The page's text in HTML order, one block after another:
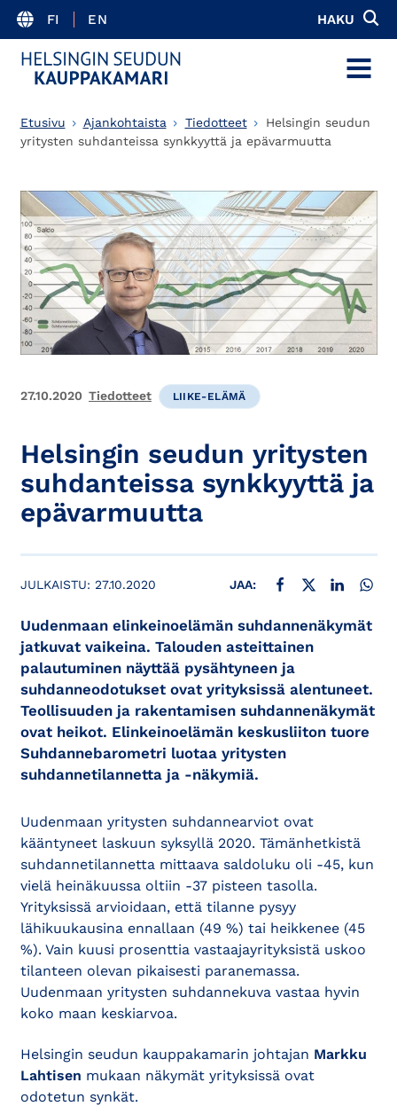
FI EN HAKU
MENU
Etusivu Ajankohtaista Tiedotteet
Helsingin seudun
yritysten suhdanteissa synkkyyttä ja epävarmuutta
27.10.2020 Tiedotteet LIIKE-ELÄMÄ
Helsingin seudun yritysten
suhdanteissa synkkyyttä ja
epävarmuutta
JULKAISTU: 27.10.2020 JAA: JAA FACEBOOKISSA
JAA X:SSÄ JAA
Uudenmaan elinkeinoelämän suhdannenäkymät
jatkuvat vaikeina. Talouden asteittainen
palautuminen näyttää pysähtyneen ja
suhdanneodotukset ovat yrityksissä alentuneet.
Teollisuuden ja rakentamisen suhdannenäkymät
ovat heikot. Elinkeinoelämän keskusliiton tuore
Suhdannebarometri luotaa yritysten
suhdannetilannetta ja -näkymiä.
Uudenmaan yritysten suhdannearviot ovat
kääntyneet laskuun syksyllä 2020. Tämänhetkistä
suhdannetilannetta mittaava saldoluku oli -45, kun
vielä heinäkuussa oltiin -37 pisteen tasolla.
Yrityksissä arvioidaan, että tilanne pysyy
lähikuukausina ennallaan (49 %) tai heikkenee (45
%). Vain kuusi prosenttia vastaajayrityksistä uskoo
tilanteen olevan pikaisesti paranemassa.
Uudenmaan yritysten suhdannekuva vastaa hyvin
koko maan keskiarvoa.
Helsingin seudun kauppakamarin johtajan Markku
Lahtisen mukaan näkymät yrityksissä ovat
odotetun synkät.